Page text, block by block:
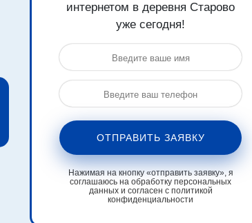
интернетом в деревня Старово
уже сегодня!
ОТПРАВИТЬ ЗАЯВКУ
Нажимая на кнопку «отправить заявку», я
соглашаюсь на обработку персональных
данных и согласен с политикой
конфиденциальности